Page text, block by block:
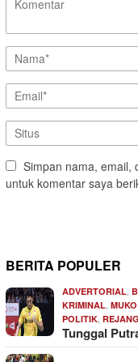
Simpan nama, email,
untuk komentar saya
BERITA POPULER
ADVERTORIAL
KRIMINAL
POLITIK
Tunggal